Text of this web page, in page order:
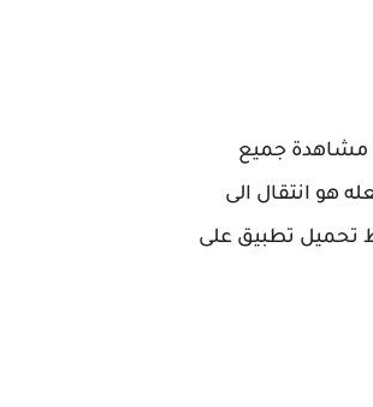
مشاهدة جميع
فعله هو انتقال الى
تحميل تطبيق على